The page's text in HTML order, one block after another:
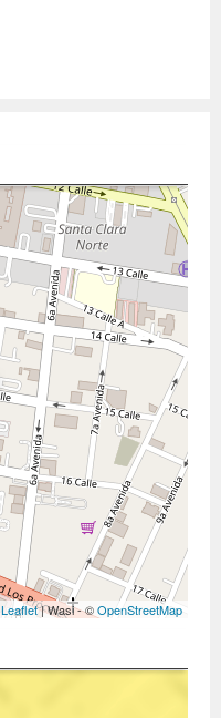
Leaflet| Wasi - ©OpenStreetMap